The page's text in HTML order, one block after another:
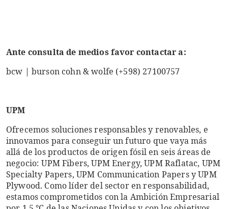
Ante consulta de medios favor contactar a:
bcw | burson cohn & wolfe (+598) 27100757
UPM
Ofrecemos soluciones responsables y renovables, e
innovamos para conseguir un futuro que vaya más
allá de los productos de origen fósil en seis áreas de
negocio: UPM Fibers, UPM Energy, UPM Raflatac, UPM
Specialty Papers, UPM Communication Papers y UPM
Plywood. Como líder del sector en responsabilidad,
estamos comprometidos con la Ambición Empresarial